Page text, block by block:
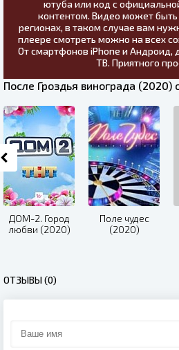
ютуба или код с
контентом. Видео может быть
регионах, в таком случае вам
плеере смотреть можно на всех
От смартфонов iPhone и Андроид,
ТВ. Приятного
После Гроздья винограда (2020)
ДОМ-2. Город
любви (2020)
Поле чудес
(2020)
ОТЗЫВЫ (0)